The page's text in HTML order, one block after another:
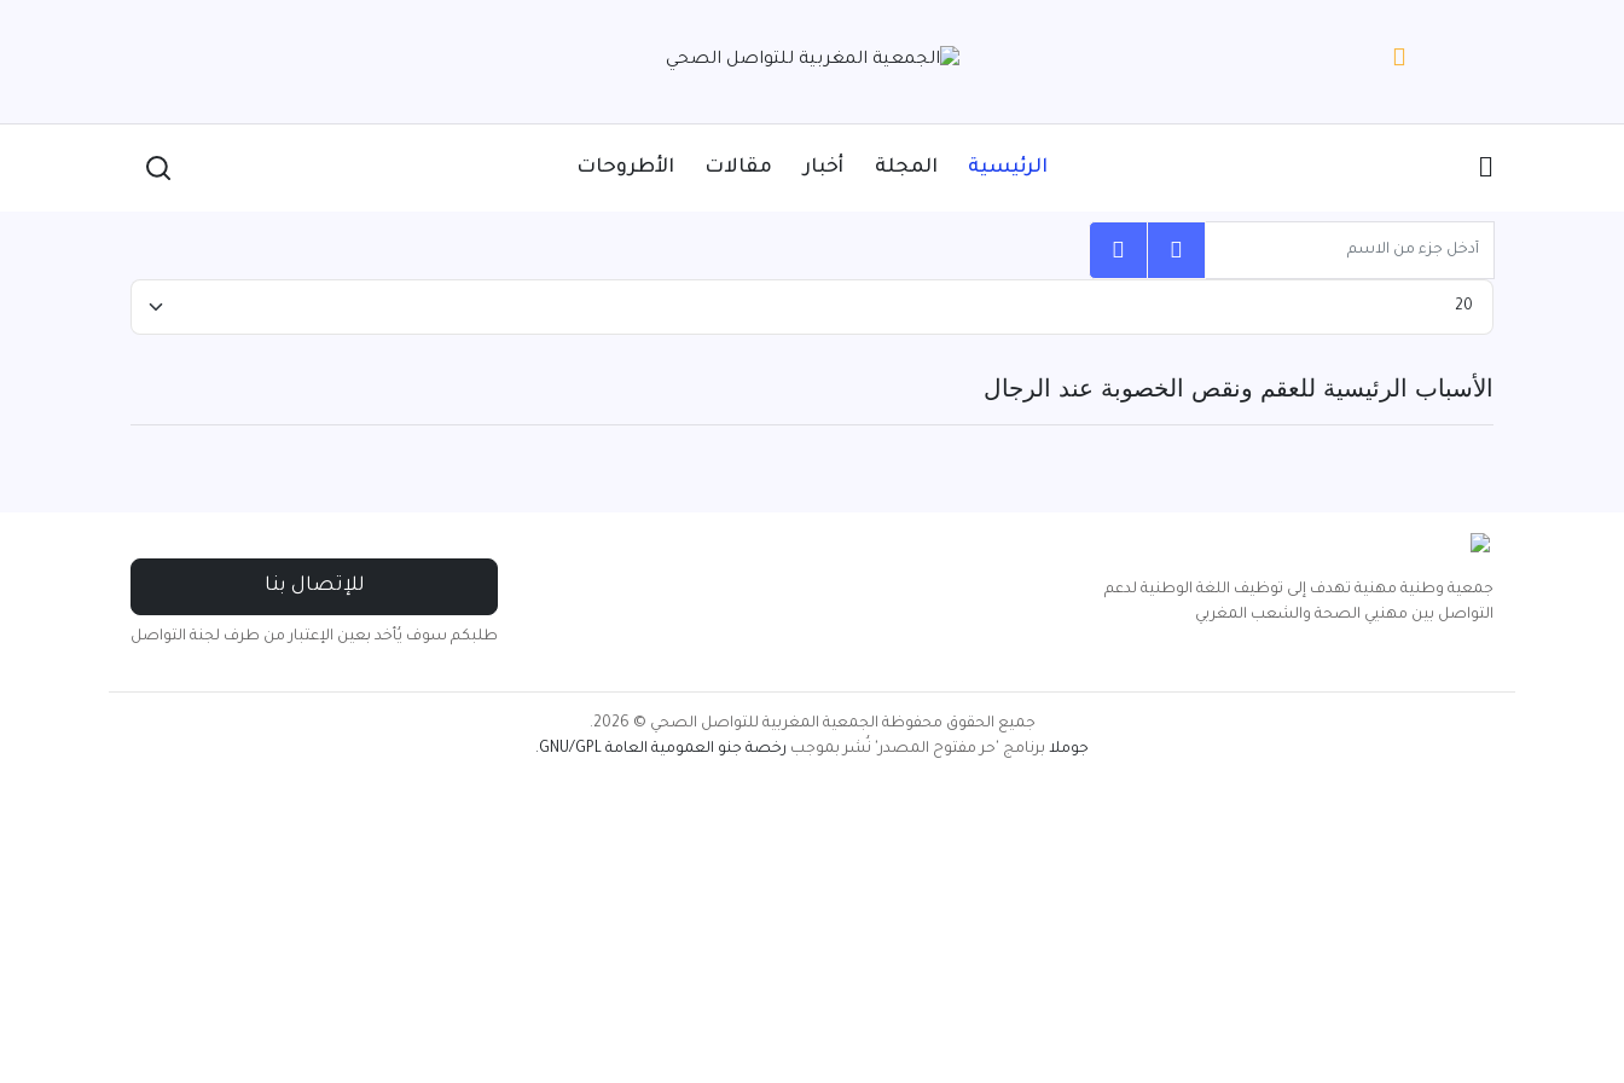
الرئيسية المجلة أخبار مقالات الأطروحات
عدد الإظهارات:
الأسباب الرئيسية للعقم ونقص الخصوبة عند الرجال
جمعية وطنية مهنية تهدف إلى توظيف اللغة الوطنية لدعم
التواصل بين مهنيي الصحة والشعب المغربي
للإتصال بنا
طلبكم سوف يُأخد بعين الإعتبار من طرف لجنة التواصل
جميع الحقوق محفوظة الجمعية المغربية للتواصل الصحي © 2026.
جوملا برنامج 'حر مفتوح المصدر' نُشر بموجب رخصة جنو العمومية العامة GNU/GPL.